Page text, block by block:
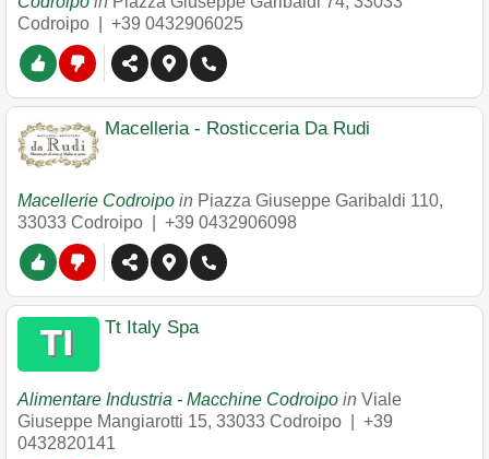
Codroipo
+39 0432906025
Macelleria - Rosticceria Da Rudi
Macellerie Codroipo in Piazza Giuseppe Garibaldi 110,
33033 Codroipo +39 0432906098
Tt Italy Spa
Alimentare Industria - Macchine Codroipo in Viale
Giuseppe Mangiarotti 15, 33033 Codroipo
+39
0432820141